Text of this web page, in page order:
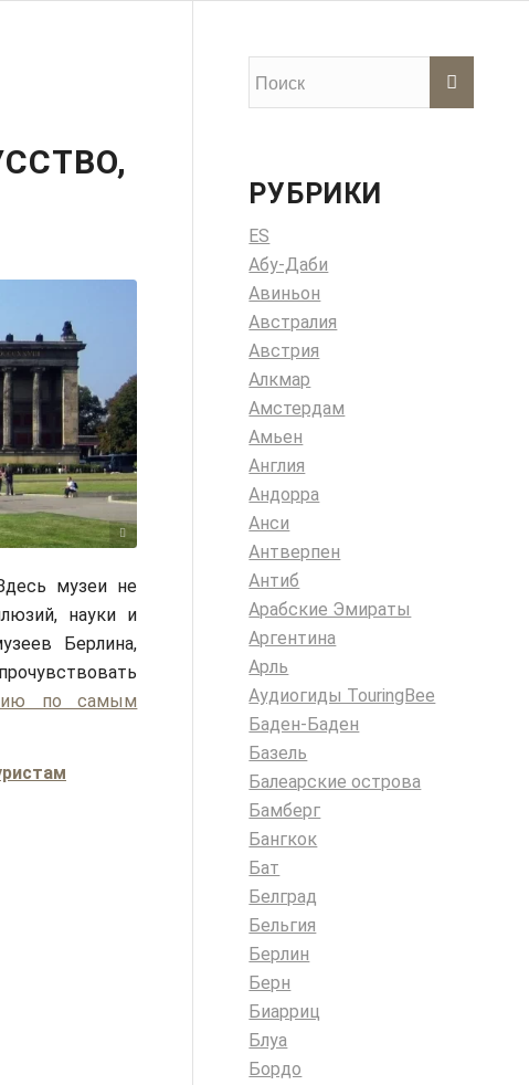
/ CC-BY-SA 3.0
музеи не
науки и
Берлина,
по самым
РУБРИКИ
ES
Абу-Даби
Авиньон
Австралия
Австрия
Алкмар
Амстердам
Амьен
Англия
Андорра
Анси
Антверпен
Антиб
Арабские Эмираты
Аргентина
Арль
Аудиогиды TouringBee
Баден-Баден
Базель
Балеарские острова
Бамберг
Бангкок
Бат
Белград
Бельгия
Берлин
Берн
Биарриц
Блуа
Бордо